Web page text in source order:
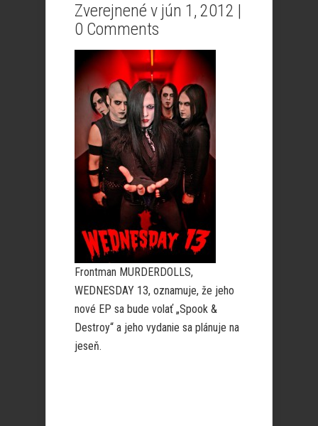
Zverejnené v jún 1, 2012 |
0 Comments
Frontman MURDERDOLLS,
WEDNESDAY 13, oznamuje, že jeho
nové EP sa bude volať „Spook &
Destroy“ a jeho vydanie sa plánuje na
jeseň.